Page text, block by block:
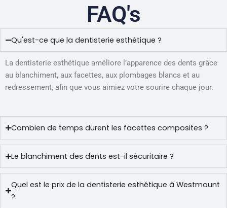
FAQ's
Qu'est-ce que la dentisterie esthétique ?
La dentisterie esthétique améliore l’apparence des dents grâce
au blanchiment, aux facettes, aux plombages blancs et au
redressement, afin que vous aimiez votre sourire chaque jour.
Combien de temps durent les facettes composites ?
Le blanchiment des dents est-il sécuritaire ?
Quel est le prix de la dentisterie esthétique à Westmount
?